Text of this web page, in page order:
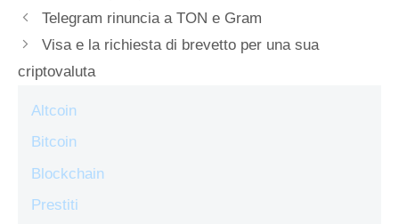
Telegram rinuncia a TON e Gram
Visa e la richiesta di brevetto per una sua
criptovaluta
Altcoin
Bitcoin
Blockchain
Prestiti